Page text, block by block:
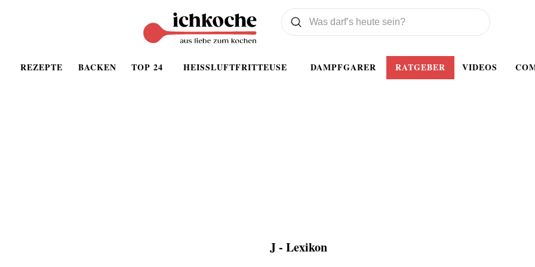
REZEPTE BACKEN TOP 24 HEISSLUFTFRITTEUSE DAMPFGARER RATGEBER VIDEOS
Was wollen Sie suchen
Suchen
J - Lexikon